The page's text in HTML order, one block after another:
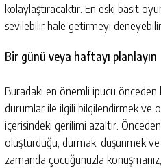
kolaylaştıracaktır. En eski basit
sevilebilir hale getirmeyi
Bir günü veya haftayı planlayın
Buradaki en önemli ipucu önceden
durumlar ile ilgili bilgilendirmek ve
içerisindeki gerilimi azaltır.
oluşturduğu, durmak, düşünmek
zamanda çocuğunuzla